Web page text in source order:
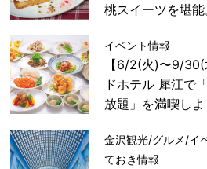
桃スイーツを堪能
イベント情報
【6/2(火)〜9/
ドホテル 犀江で
放題」を満喫しよ
金沢観光/グルメ/イ
ておき情報